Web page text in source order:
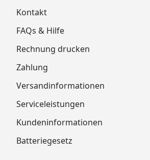
Kontakt
FAQs & Hilfe
Rechnung drucken
Zahlung
Versandinformationen
Serviceleistungen
Kundeninformationen
Batteriegesetz